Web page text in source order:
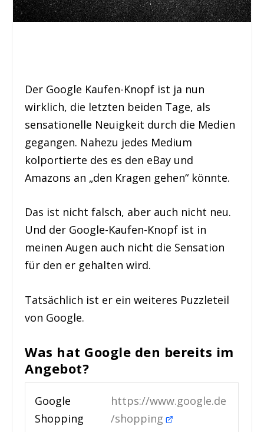
Der Google Kaufen-Knopf ist ja nun
wirklich, die letzten beiden Tage, als
sensationelle Neuigkeit durch die Medien
gegangen. Nahezu jedes Medium
kolportierte des es den eBay und
Amazons an „den Kragen gehen“ könnte.
Das ist nicht falsch, aber auch nicht neu.
Und der Google-Kaufen-Knopf ist in
meinen Augen auch nicht die Sensation
für den er gehalten wird.
Tatsächlich ist er ein weiteres Puzzleteil
von Google.
Was hat Google den bereits im
Angebot?
Google
Shopping
https://www.google.de
/shopping